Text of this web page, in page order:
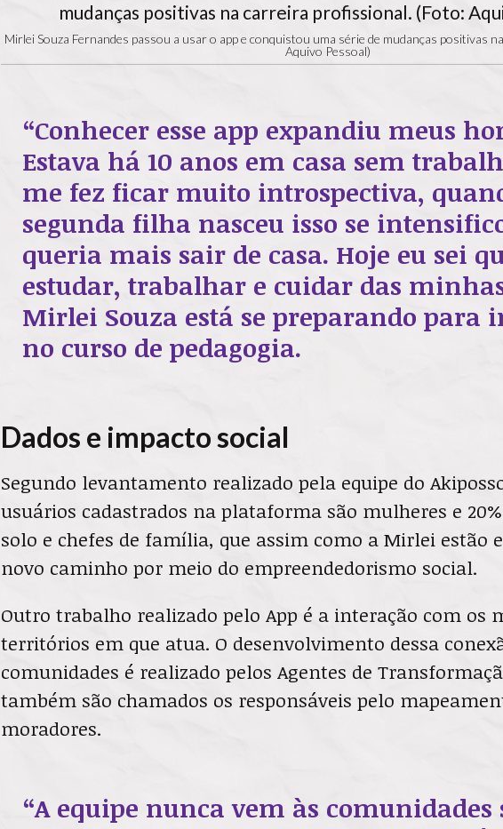
Mirlei Souza Fernandes passou a usar o app e conquistou uma série de mudanças positivas
Aquivo Pessoal)
“Conhecer esse app expandiu meus
Estava há 10 anos em casa sem
me fez ficar muito introspectiva,
segunda filha nasceu isso se
queria mais sair de casa. Hoje eu sei
estudar, trabalhar e cuidar das
Mirlei Souza está se preparando para
no curso de pedagogia.
Dados e impacto social
Segundo levantamento realizado pela equipe do
usuários cadastrados na plataforma são mulheres e
solo e chefes de família, que assim como a Mirlei estão
novo caminho por meio do empreendedorismo social.
Outro trabalho realizado pelo App é a interação com os
territórios em que atua. O desenvolvimento dessa
comunidades é realizado pelos Agentes de
também são chamados os responsáveis pelo
moradores.
“A equipe nunca vem às comunidades